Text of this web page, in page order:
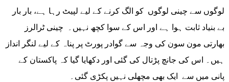
لوگوں سے چینی لوگوں کو الگ کرنے کے لیے لپیٹ رہا ہے، بار بار
بے بنیاد ثابت ہوا ہے اور اس کے سوا کچھ نہیں۔ چینی ٹرالرز
بھارتی مون سون کی وجہ سے گوادر پورٹ پر پناہ کے لیے لنگر انداز
ہیں۔ اس کی جانچ پڑتال کی گئی اور دکھایا گیا کہ پاکستان کے
پانی میں سے ایک بھی مچھلی نہیں پکڑی گئی۔